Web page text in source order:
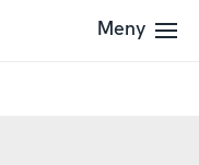
Meny